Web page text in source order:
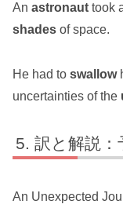
An astronaut took
shades of space.
He had to swallow
uncertainties of the
訳と解説：
An Unexpected